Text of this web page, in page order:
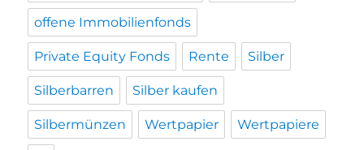
offene Immobilienfonds
Private Equity Fonds Rente Silber
Silberbarren Silber kaufen
Silbermünzen Wertpapier Wertpapiere